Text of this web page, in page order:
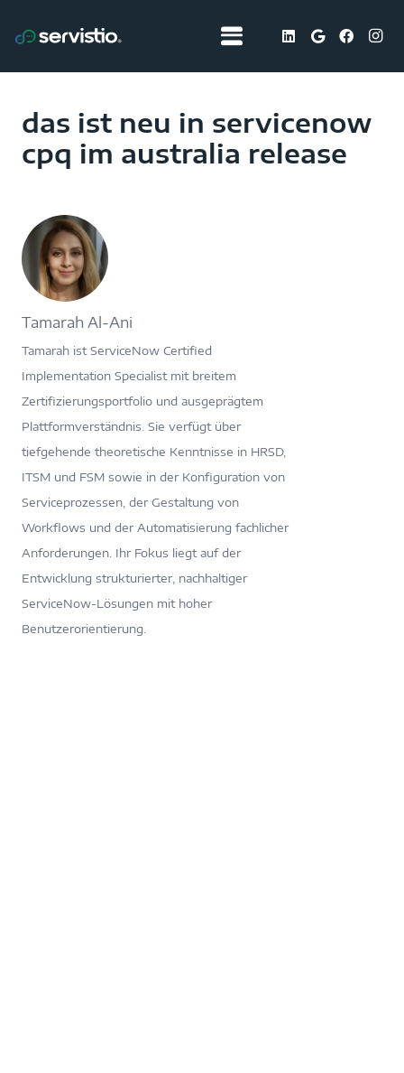
das ist neu in servicenow
cpq im australia release
Tamarah Al-Ani
Tamarah ist ServiceNow Certified
Implementation Specialist mit breitem
Zertifizierungsportfolio und ausgeprägtem
Plattformverständnis. Sie verfügt über
tiefgehende theoretische Kenntnisse in HRSD,
ITSM und FSM sowie in der Konfiguration von
Serviceprozessen, der Gestaltung von
Workflows und der Automatisierung fachlicher
Anforderungen. Ihr Fokus liegt auf der
Entwicklung strukturierter, nachhaltiger
ServiceNow-Lösungen mit hoher
Benutzerorientierung.